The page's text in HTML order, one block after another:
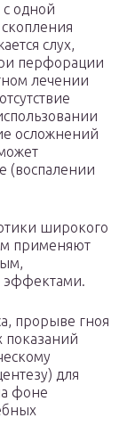
с одной
слух,
перфорации
лечении
осложнений
(воспалении
широкого
применяют
эффектами.
прорыве гноя
показаний
для
фоне